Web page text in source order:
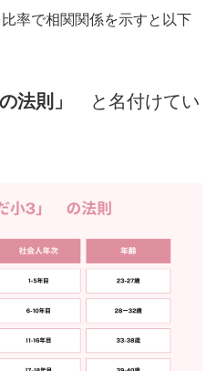
率で相関関係を示すと以下
法則」
と名付けてい